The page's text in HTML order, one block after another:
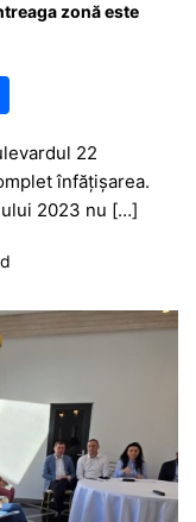
zonă este
ta
je
ă
22
înfățișarea.
2023 nu […]